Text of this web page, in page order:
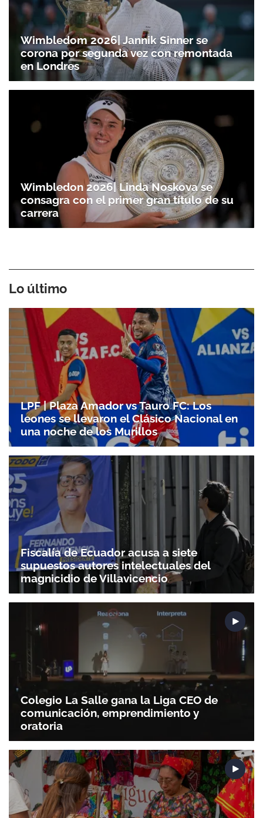
Wimbledom 2026| Jannik Sinner se
corona por segunda vez con remontada
en Londres
Wimbledon 2026| Linda Noskova se
consagra con el primer gran título de su
carrera
Lo último
LPF | Plaza Amador vs Tauro FC: Los
leones se llevaron el Clásico Nacional en
una noche de los Murillos
Fiscalía de Ecuador acusa a siete
supuestos autores intelectuales del
magnicidio de Villavicencio
Colegio La Salle gana la Liga CEO de
comunicación, emprendimiento y
oratoria